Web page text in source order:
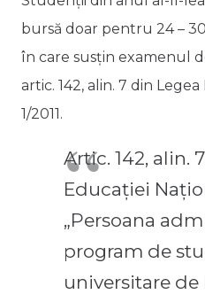
bursă doar pentru 24 –
în care susțin examenul
artic. 142, alin. 7 din
1/2011.
Artic. 142, alin.
Educației
„Persoana
program de
universitare de